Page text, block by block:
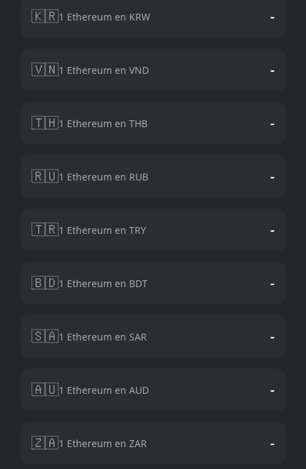
🇰🇷1 Ethereum en KRW -
🇻🇳1 Ethereum en VND -
🇹🇭1 Ethereum en THB -
🇷🇺1 Ethereum en RUB -
🇹🇷1 Ethereum en TRY -
🇧🇩1 Ethereum en BDT -
🇸🇦1 Ethereum en SAR -
🇦🇺1 Ethereum en AUD -
🇿🇦1 Ethereum en ZAR -